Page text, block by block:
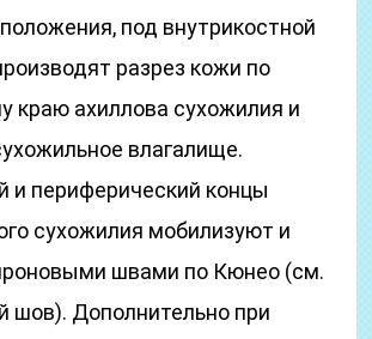
под внутрикостной
разрез кожи по
краю ахиллова сухожилия и
влагалище.
и периферический концы
сухожилия мобилизуют и
швами по Кюнео (см.
шов). Дополнительно при